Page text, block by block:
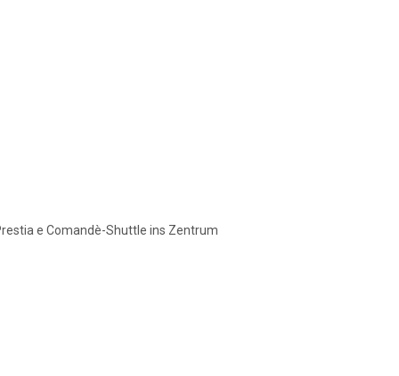
e Comandè-Shuttle ins Zentrum